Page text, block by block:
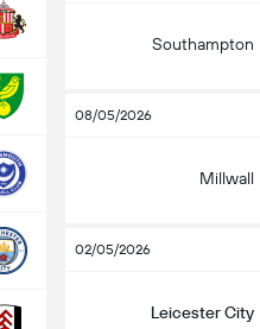
Southampton
08/05/2026
Millwall
02/05/2026
Leicester City